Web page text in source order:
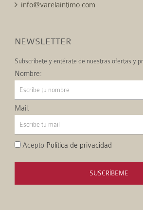
info@varelaintimo.com
NEWSLETTER
Subscríbete y entérate de nuestras ofertas y
Nombre:
Mail:
Acepto Política de privacidad
SUSCRÍBEME